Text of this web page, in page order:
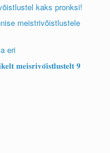
kaks pronksi!
meistrivõistlustele
eri
𝐦𝐞𝐢𝐬𝐫𝐢𝐯𝐨̃𝐢𝐬𝐭𝐥𝐮𝐬𝐭𝐞𝐥𝐭 𝟗